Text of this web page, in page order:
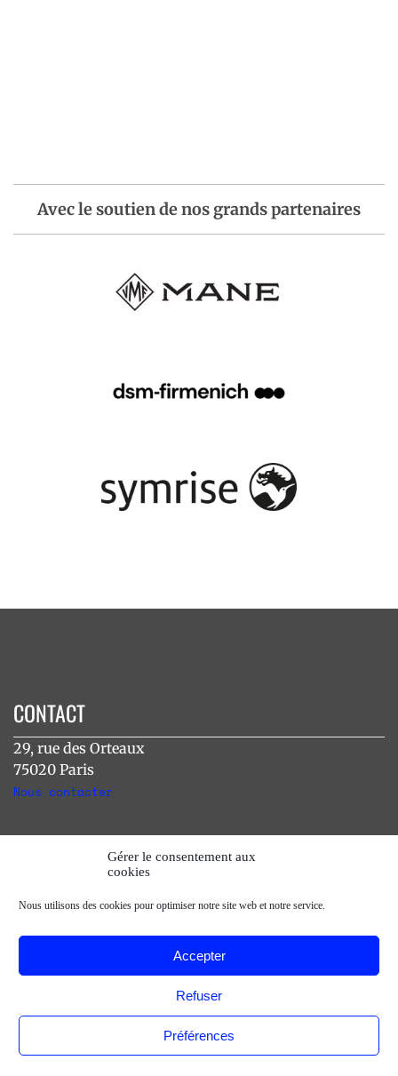
Gérer le consentement aux
cookies
Nous utilisons des cookies pour optimiser notre site web et notre service.
Accepter
Refuser
Préférences
Avec le soutien de nos grands partenaires
CONTACT
29, rue des Orteaux
75020 Paris
Nous contacter